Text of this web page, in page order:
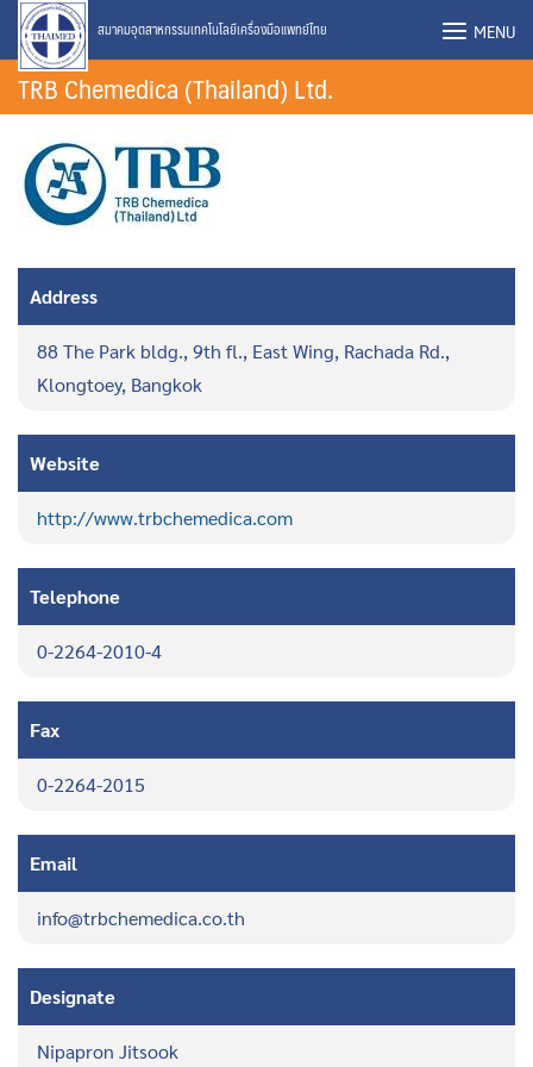
Skip
content
สมาคมอุตสาหกรรมเทคโนโลยีเครื่องมือแพทย์ไทย MENU
TRB Chemedica (Thailand) Ltd.
Address
88 The Park bldg., 9th fl., East Wing, Rachada Rd.,
Klongtoey, Bangkok
Website
http://www.trbchemedica.com
Telephone
0-2264-2010-4
Fax
0-2264-2015
Email
info@trbchemedica.co.th
Designate
Nipapron Jitsook